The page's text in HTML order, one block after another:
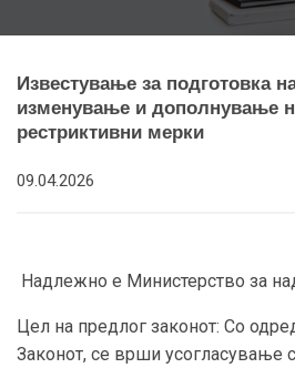
Известување за подготовка
изменување и дополнување
рестриктивни мерки
09.04.2026
Надлежно е Министерство за
Цел на предлог законот: Со
Законот, се врши усогласување